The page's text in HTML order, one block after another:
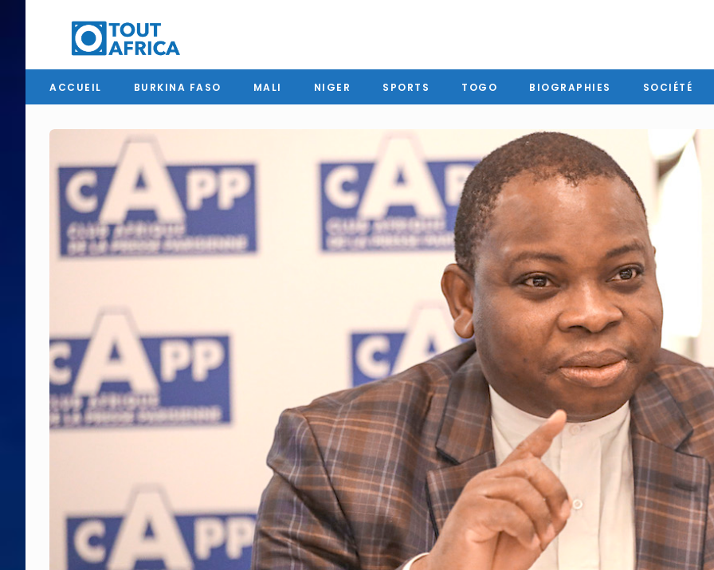
ACCUEIL BURKINA FASO MALI NIGER SPORTS TOGO BIOGRAPHIES SOCIÉTÉ